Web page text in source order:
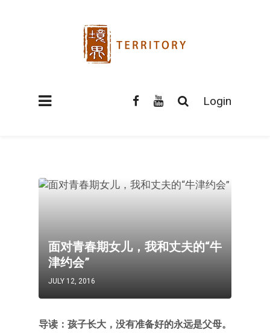
Login
面对青春期女儿，我和丈夫的“牛
津约会”
JULY 12, 2016
导读：孩子长大，没有准备好的永远是父母。